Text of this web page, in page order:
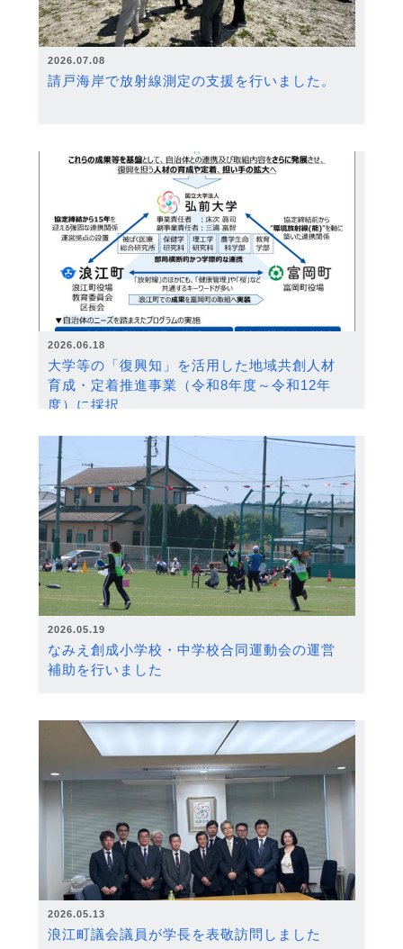
2026.07.08
請戸海岸で放射線測定の支援を行いました。
2026.06.18
大学等の「復興知」を活用した地域共創人材
育成・定着推進事業（令和8年度～令和12年
度）に採択
2026.05.19
なみえ創成小学校・中学校合同運動会の運営
補助を行いました
2026.05.13
浪江町議会議員が学長を表敬訪問しました